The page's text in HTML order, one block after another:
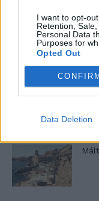
I want to opt-
Retention,
Personal Data
Purposes for
Opted Out
CONFIRM
Data Deletion